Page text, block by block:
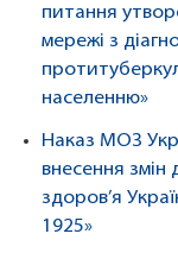
питання
мережі з
населенню»
Наказ МОЗ
внесення змін
здоров’я
1925»